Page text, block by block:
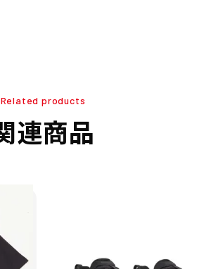
Related products
連商品